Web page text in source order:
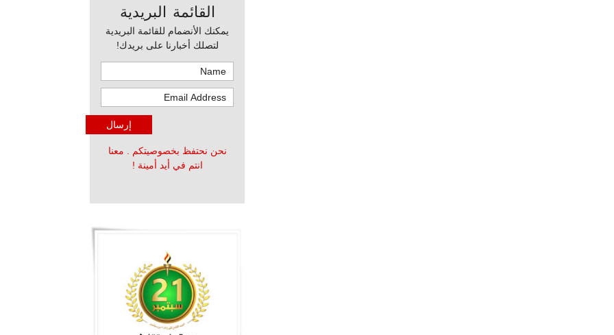
القائمة البريدية
يمكنك الأنضمام للقائمة البريدية
لتصلك أخبارنا على بريدك!
نحن نحتفظ بخصوصيتكم . معنا
انتم في أيد أمينة !